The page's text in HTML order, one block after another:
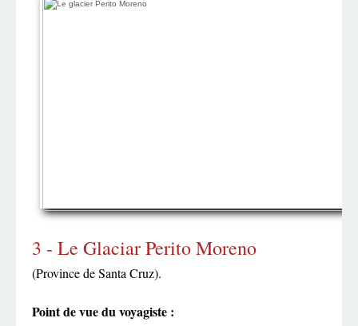
3 - Le Glaciar Perito Moreno
(Province de Santa Cruz).
Point de vue du voyagiste :